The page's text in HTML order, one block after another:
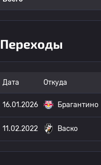
Переходы
Дата Откуда
16.01.2026 Брагантино
11.02.2022 Васко